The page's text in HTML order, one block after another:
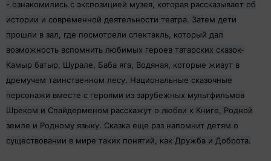
- ознакомились с экспозицией музея, которая рассказывает об
истории и современной деятельности театра. Затем дети
прошли в зал, где посмотрели спектакль, который дал
возможность вспомнить любимых героев татарских сказок-
Камыр батыр, Шурале, Баба яга, Водяная, которые живут в
дремучем таинственном лесу. Национальные сказочные
персонажи вместе с героями из зарубежных мультфильмов
Шреком и Спайдерменом расскажут о любви к Книге, Родной
земле и Родному языку. Сказка еще раз напомнит детям о
существовании в мире таких понятий, как Дружба и Доброта.